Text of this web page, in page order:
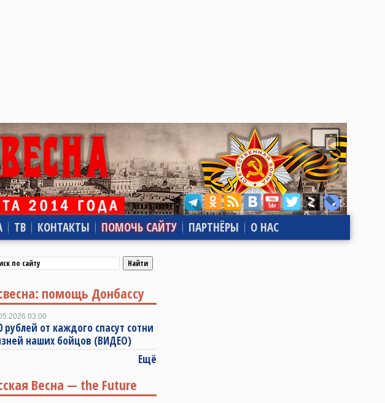
ТВ КОНТАКТЫ ПОМОЧЬ САЙТУ ПАРТНЁРЫ О НАС
помощь Донбассу
03:00
рублей от каждого спасут сотни
наших бойцов (ВИДЕО)
Ещё
Весна — the Future